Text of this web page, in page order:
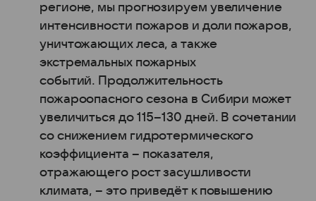
регионе, мы прогнозируем увеличение
интенсивности пожаров и доли пожаров,
уничтожающих леса, а также
экстремальных пожарных
событий. Продолжительность
пожароопасного сезона в Сибири может
увеличиться до 115–130 дней. В сочетании
со снижением гидротермического
коэффициента – показателя,
отражающего рост засушливости
климата, – это приведёт к повышению